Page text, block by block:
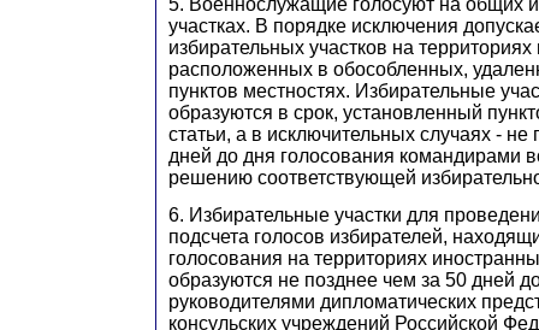
5. Военнослужащие голосуют на общих
участках. В порядке исключения
избирательных участков на территориях
расположенных в обособленных,
пунктов местностях. Избирательные
образуются в срок, установленный
статьи, а в исключительных случаях - не
дней до дня голосования командирами
решению соответствующей
6. Избирательные участки для
подсчета голосов избирателей,
голосования на территориях
образуются не позднее чем за 50 дней
руководителями дипломатических
консульских учреждений Российской